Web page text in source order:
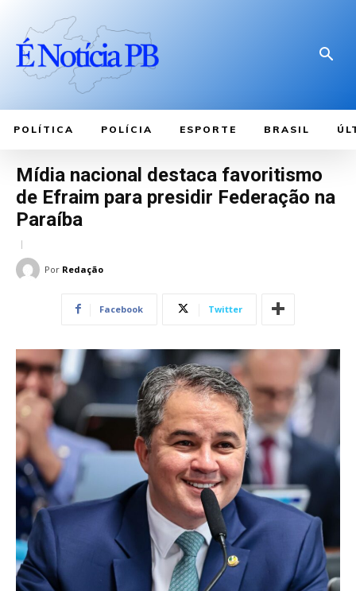
POLÍTICA POLÍCIA ESPORTE BRASIL
Mídia nacional destaca favoritismo
de Efraim para presidir Federação na
Paraíba
Por Redação
Facebook Twitter